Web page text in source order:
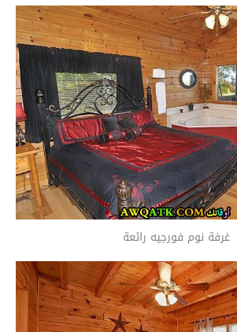
غرفة نوم فورجيه رائعة